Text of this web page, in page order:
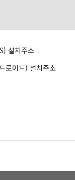
설치주소
로이드) 설치주소